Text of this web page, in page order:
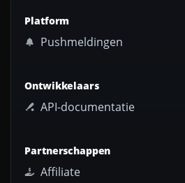
Platform
Pushmeldingen
Ontwikkelaars
API-documentatie
Partnerschappen
Affiliate